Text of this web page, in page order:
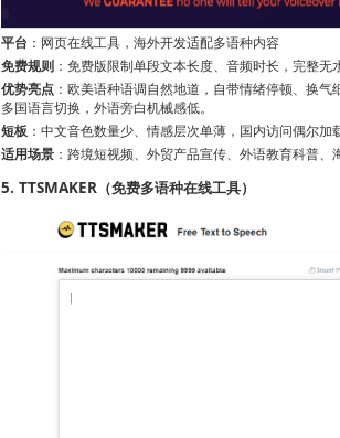
平台 ：网页在线工具，海外开发适配多语种内容
免费规则 ：免费版限制单段文本长度、音频时长，完整无
优势亮点：欧美语种语调自然地道，自带情绪停顿、换
多国语言切换，外语旁白机械感低。
短板：中文音色数量少、情感层次单薄，国内访问偶尔加
适用场景：跨境短视频、外贸产品宣传、外语教育科普、
5. TTSMAKER（免费多语种在线工具）